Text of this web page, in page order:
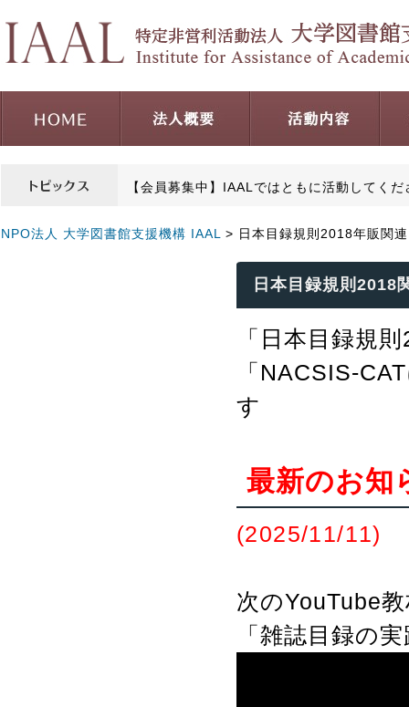
【会員募集中】IAALではともに活動してく
NPO法人 大学図書館支援機構 IAAL > 日本目録規則2018年販関連
日本目録規則2018
「日本目録規
「NACSIS-
す
最新のお知
(2025/11/11)
次のYouTube
「雑誌目録の